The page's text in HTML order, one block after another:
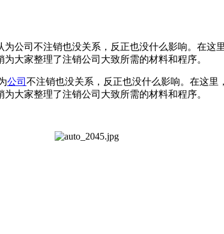
公司不注销也没关系，反正也没什么影响。在
大家整理了注销公司大致所需的材料和程序。
公司 不注销也没关系，反正也没什么影响。在这里
大家整理了注销公司大致所需的材料和程序。